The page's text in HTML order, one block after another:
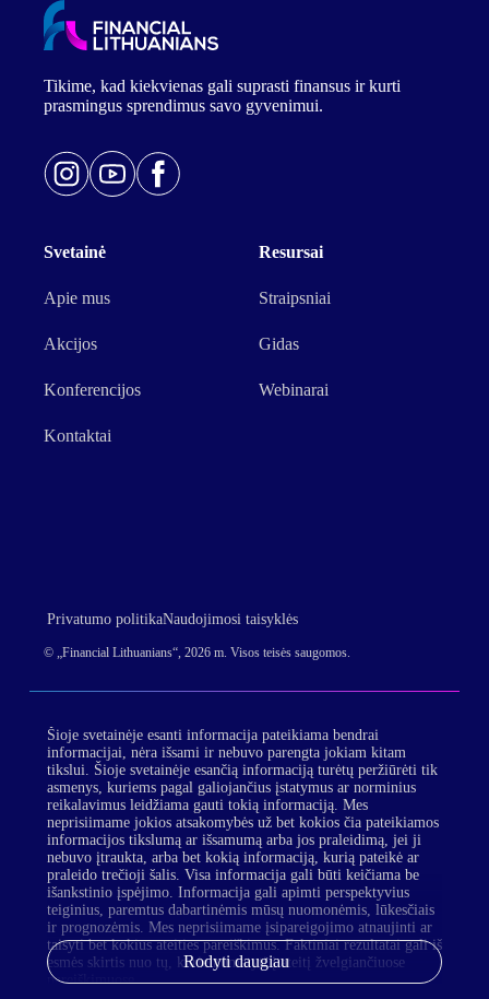
Tikime, kad kiekvienas gali suprasti finansus ir kurti
prasmingus sprendimus savo gyvenimui.
Svetainė
Apie mus
Akcijos
Konferencijos
Kontaktai
Resursai
Straipsniai
Gidas
Webinarai
Privatumo politikaNaudojimosi taisyklės
© „Financial Lithuanians“, 2026 m. Visos teisės saugomos.
Šioje svetainėje esanti informacija pateikiama bendrai
informacijai, nėra išsami ir nebuvo parengta jokiam kitam
tikslui. Šioje svetainėje esančią informaciją turėtų peržiūrėti tik
asmenys, kuriems pagal galiojančius įstatymus ar norminius
reikalavimus leidžiama gauti tokią informaciją. Mes
neprisiimame jokios atsakomybės už bet kokios čia pateikiamos
informacijos tikslumą ar išsamumą arba jos praleidimą, jei ji
nebuvo įtraukta, arba bet kokią informaciją, kurią pateikė ar
praleido trečioji šalis. Visa informacija gali būti keičiama be
išankstinio įspėjimo. Informacija gali apimti perspektyvius
teiginius, paremtus dabartinėmis mūsų nuomonėmis, lūkesčiais
ir prognozėmis. Mes neprisiimame įsipareigojimo atnaujinti ar
taisyti bet kokius ateities pareiškimus. Faktiniai rezultatai gali iš
esmės skirtis nuo tų, kurie numatyti į ateitį žvelgiančiuose
pareiškimuose.
Rodyti daugiau